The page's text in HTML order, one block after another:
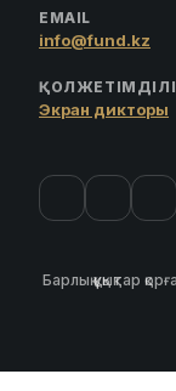
EMAIL
info@fund.kz
Экран дикторы
Барлық құқықтар